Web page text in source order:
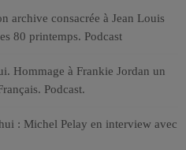
archive consacrée à Jean Louis
80 printemps. Podcast
Hommage à Frankie Jordan un
Podcast.
: Michel Pelay en interview avec